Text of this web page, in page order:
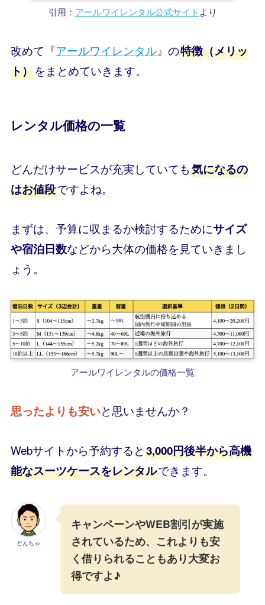
引用： アールワイレンタル公式サイト より
改めて『アールワイレンタル』の特徴（メリッ
ト）をまとめていきます。
レンタル価格の一覧
どんだけサービスが充実していても気になるの
はお値段ですよね。
まずは、予算に収まるか検討するためにサイズ
や宿泊日数などから大体の価格を見ていきまし
ょう。
アールワイレンタルの価格一覧
思ったよりも安いと思いませんか？
Webサイトから予約すると 3,000円後半から高機
能なスーツケースをレンタルできます。
どんちゃ
キャンペーンやWEB割引が実施
されているため、これよりも安
く借りられることもあり大変お
得ですよ♪